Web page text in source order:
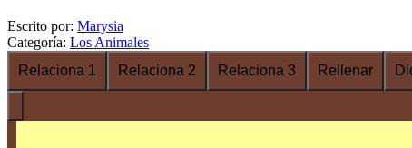
Escrito por: Marysia
Categoría: Los Animales
Relaciona 1
Relaciona 2 Relaciona 3 Rellenar